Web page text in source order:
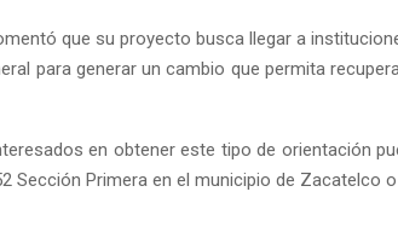
que su proyecto busca llegar a
para generar un cambio que permita
en obtener este tipo de orientación
Sección Primera en el municipio de Zacatelco